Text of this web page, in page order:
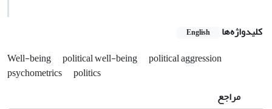
کلیدواژه‌ها English
Well-being political well-being
political aggression
psychometrics
politics
مراجع